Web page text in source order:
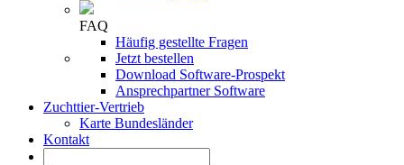
FAQ
Häufig gestellte Fragen
Jetzt bestellen
Download Software-Prospekt
Ansprechpartner Software
Zuchttier-Vertrieb
Karte Bundesländer
Kontakt